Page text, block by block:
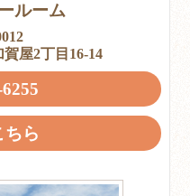
ルーム
屋2丁目16-14
ちら